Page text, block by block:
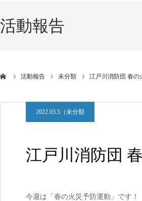
活動報告
活動報告 未分類 江戸川消防団 春の
2022.03.5 未分類
江戸川消防団
今週は「春の火災予防運動」です！